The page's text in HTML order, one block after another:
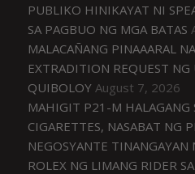
PUBLIKO HINIKAYAT NI
SA PAGBUO NG MGA BATAS
MALACAÑANG PINAAARAL
EXTRADITION REQUEST NG
QUIBOLOY August 7, 2026
MAHIGIT P21-M HALAGANG
CIGARETTES, NASABAT NG
NEGOSYANTE TINANGAYAN
ROLEX NG LIMANG RIDER